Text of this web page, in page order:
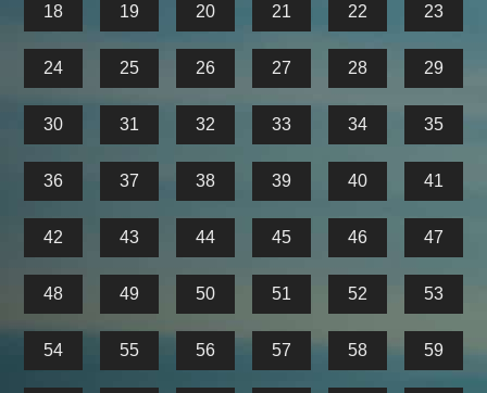
18 19 20 21 22 23
24 25 26 27 28 29
30 31 32 33 34 35
36 37 38 39 40 41
42 43 44 45 46 47
48 49 50 51 52 53
54 55 56 57 58 59